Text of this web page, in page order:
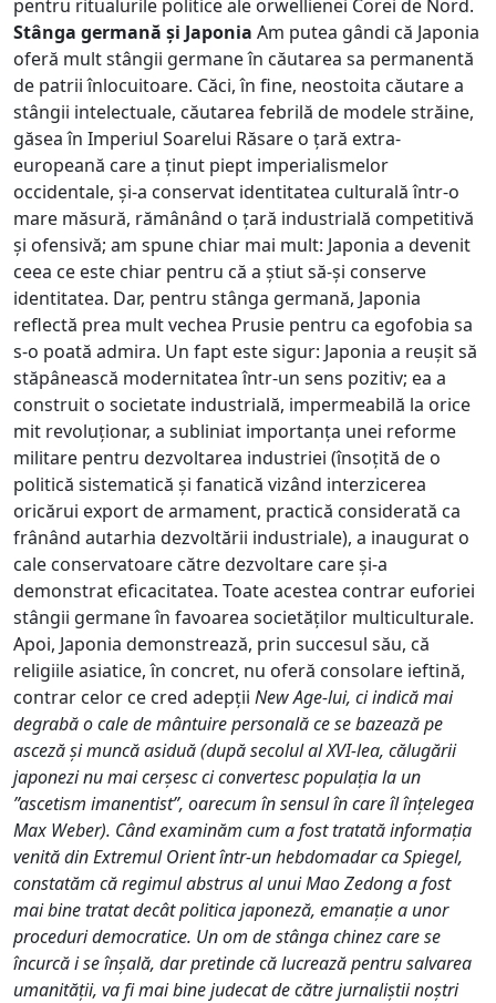
pentru ritualurile politice ale orwellienei Corei de Nord.
Stânga germană și Japonia Am putea gândi că Japonia
oferă mult stângii germane în căutarea sa permanentă
de patrii înlocuitoare. Căci, în fine, neostoita căutare a
stângii intelectuale, căutarea febrilă de modele străine,
găsea în Imperiul Soarelui Răsare o țară extra-
europeană care a ținut piept imperialismelor
occidentale, și-a conservat identitatea culturală într-o
mare măsură, rămânând o țară industrială competitivă
și ofensivă; am spune chiar mai mult: Japonia a devenit
ceea ce este chiar pentru că a știut să-și conserve
identitatea. Dar, pentru stânga germană, Japonia
reflectă prea mult vechea Prusie pentru ca egofobia sa
s-o poată admira. Un fapt este sigur: Japonia a reușit să
stăpânească modernitatea într-un sens pozitiv; ea a
construit o societate industrială, impermeabilă la orice
mit revoluționar, a subliniat importanța unei reforme
militare pentru dezvoltarea industriei (însoțită de o
politică sistematică și fanatică vizând interzicerea
oricărui export de armament, practică considerată ca
frânând autarhia dezvoltării industriale), a inaugurat o
cale conservatoare către dezvoltare care și-a
demonstrat eficacitatea. Toate acestea contrar euforiei
stângii germane în favoarea societăților multiculturale.
Apoi, Japonia demonstrează, prin succesul său, că
religiile asiatice, în concret, nu oferă consolare ieftină,
contrar celor ce cred adepții New Age-lui, ci indică mai
degrabă o cale de mântuire personală ce se bazează pe
asceză și muncă asiduă (după secolul al XVI-lea, călugării
japonezi nu mai cerșesc ci convertesc populația la un
”ascetism imanentist”, oarecum în sensul în care îl înțelegea
Max Weber). Când examinăm cum a fost tratată informația
venită din Extremul Orient într-un hebdomadar caSpiegel,
constatăm că regimul abstrus al unui Mao Zedong a fost
mai bine tratat decât politica japoneză, emanație a unor
proceduri democratice. Un om de stânga chinez care se
încurcă i se înșală, dar pretinde că lucrează pentru salvarea
umanității, va fi mai bine judecat de către jurnaliștii noștri